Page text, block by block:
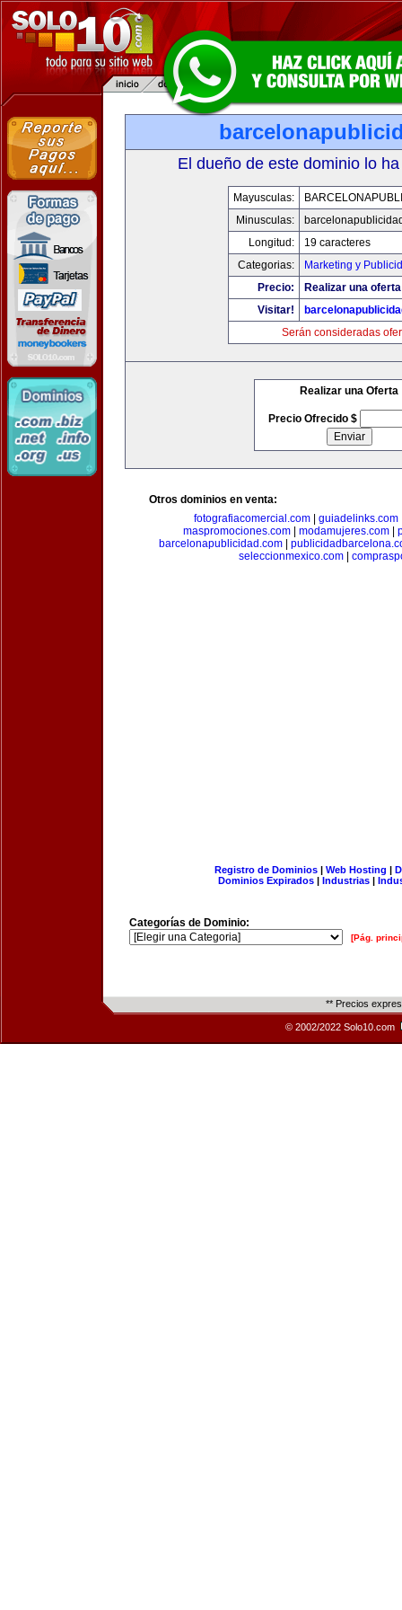
El dueño de este dominio lo
Mayusculas:
Minusculas:
Longitud:
19 caracteres
Categorias:
Marketing y
Precio:
Realizar una
Visitar!
Serán consideradas
Realizar una Oferta
Precio Ofrecido $
Otros dominios en venta:
fotografiacomercial.com
guiadelinks.com
maspromociones.com
modamujeres.com
barcelonapublicidad.com|
seleccionmexico.com
Registro de Dominios| Web Hosting |
Dominios Expirados | Industrias |
Categorías de Dominio:
[Pág.
** Precios
© 2002/2022 Solo10.com